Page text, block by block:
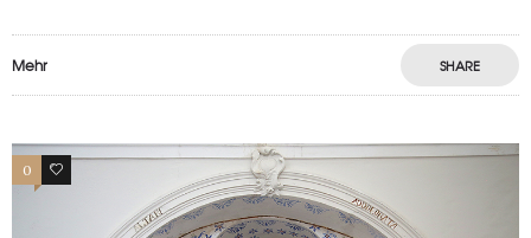
Mehr SHARE
0 0